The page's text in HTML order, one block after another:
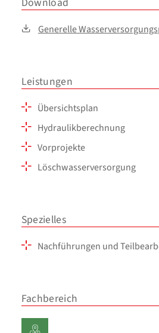
Generelle
Leistungen
Übersichtsplan
Hydraulikberechnung
Vorprojekte
Löschwasserversorgung
Spezielles
Nachführungen und
Fachbereich
Planung